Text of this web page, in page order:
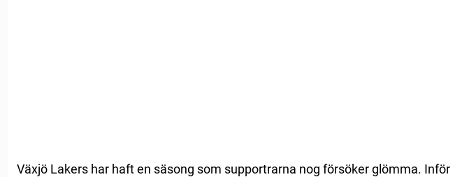
Växjö Lakers har haft en säsong som supportrarna nog försöker glömma. Inför